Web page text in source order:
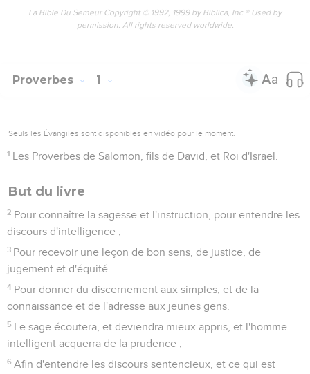
La Bible Du Semeur Copyright © 1992, 1999 by Biblica, Inc.® Used by
permission. All rights reserved worldwide.
Proverbes 1
Seuls les Évangiles sont disponibles en vidéo pour le moment.
1 Les Proverbes de Salomon, fils de David, et Roi d'Israël.
But du livre
2 Pour connaître la sagesse et l'instruction, pour entendre les
discours d'intelligence ;
3 Pour recevoir une leçon de bon sens, de justice, de
jugement et d'équité.
4 Pour donner du discernement aux simples, et de la
connaissance et de l'adresse aux jeunes gens.
5 Le sage écoutera, et deviendra mieux appris, et l'homme
intelligent acquerra de la prudence ;
6 Afin d'entendre les discours sentencieux, et ce qui est